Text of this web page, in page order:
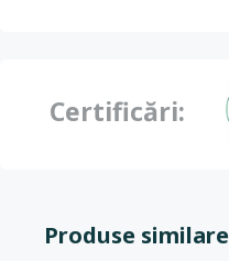
Certificări:
Produse similare